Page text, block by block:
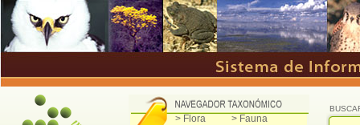
> Flora
> Fauna